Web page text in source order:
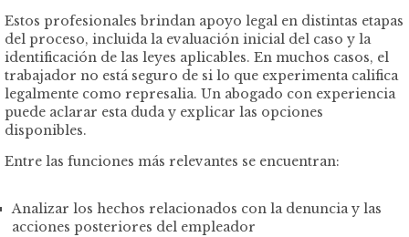
Estos profesionales brindan apoyo legal en distintas etapas
del proceso, incluida la evaluación inicial del caso y la
identificación de las leyes aplicables. En muchos casos, el
trabajador no está seguro de si lo que experimenta califica
legalmente como represalia. Un abogado con experiencia
puede aclarar esta duda y explicar las opciones
disponibles.
Entre las funciones más relevantes se encuentran:
Analizar los hechos relacionados con la denuncia y las
acciones posteriores del empleador